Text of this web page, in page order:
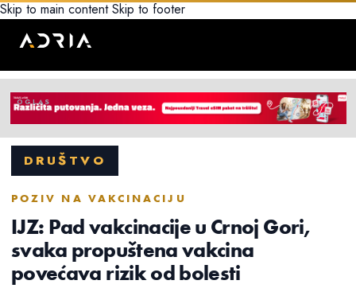
Skip to main content Skip to footer
DRUŠTVO
POZIV NA VAKCINACIJU
IJZ: Pad vakcinacije u Crnoj Gori,
svaka propuštena vakcina
povećava rizik od bolesti